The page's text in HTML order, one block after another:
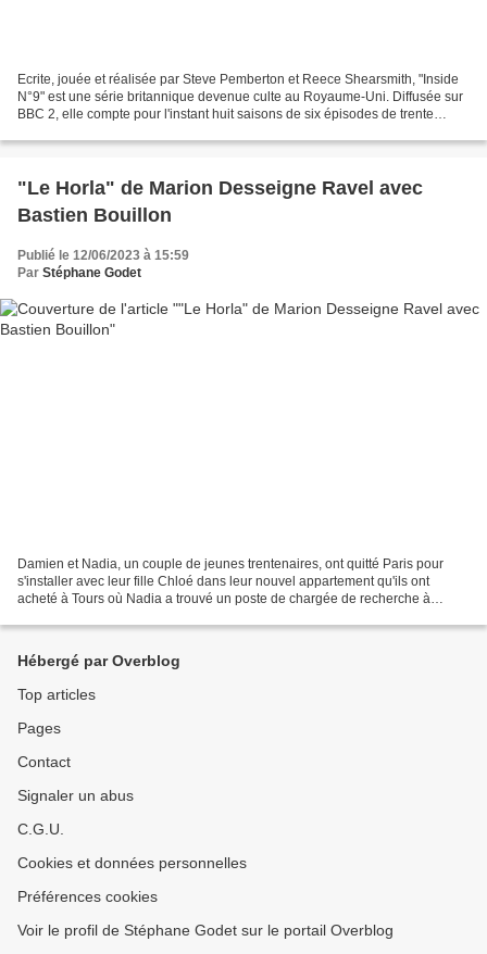
Ecrite, jouée et réalisée par Steve Pemberton et Reece Shearsmith, "Inside
N°9" est une série britannique devenue culte au Royaume-Uni. Diffusée sur
BBC 2, elle compte pour l'instant huit saisons de six épisodes de trente
"Le Horla" de Marion Desseigne Ravel avec
Bastien Bouillon
Publié le 12/06/2023 à 15:59
Par Stéphane Godet
Damien et Nadia, un couple de jeunes trentenaires, ont quitté Paris pour
s'installer avec leur fille Chloé dans leur nouvel appartement qu'ils ont
acheté à Tours où Nadia a trouvé un poste de chargée de recherche à
Hébergé par Overblog
Top articles
Pages
Contact
Signaler un abus
C.G.U.
Cookies et données personnelles
Préférences cookies
Voir le profil de Stéphane Godet sur le portail Overblog